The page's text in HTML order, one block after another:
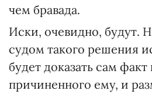
чем бравада.
Иски, очевидно, будут.
судом такого решения
будет доказать сам
причиненного ему, и